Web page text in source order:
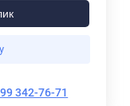
342-76-71